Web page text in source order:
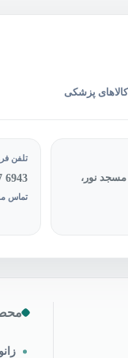
شوند
مسجد نور،
تلفن
6943
تماس